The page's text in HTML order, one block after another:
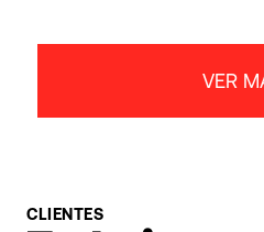
VER
CLIENTES